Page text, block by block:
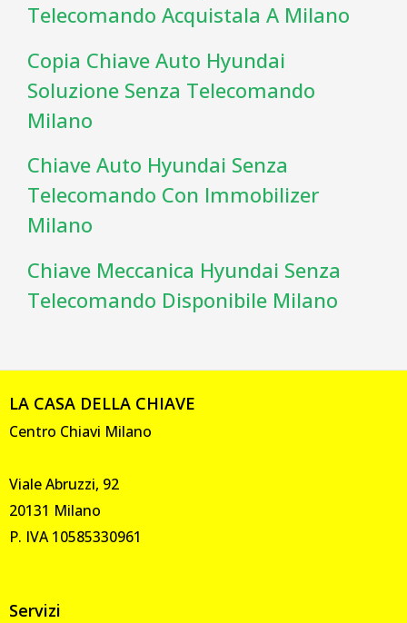
Telecomando Acquistala A Milano
Copia Chiave Auto Hyundai
Soluzione Senza Telecomando
Milano
Chiave Auto Hyundai Senza
Telecomando Con Immobilizer
Milano
Chiave Meccanica Hyundai Senza
Telecomando Disponibile Milano
LA CASA DELLA CHIAVE
Centro Chiavi Milano
Viale Abruzzi, 92
20131 Milano
P. IVA 10585330961
Servizi